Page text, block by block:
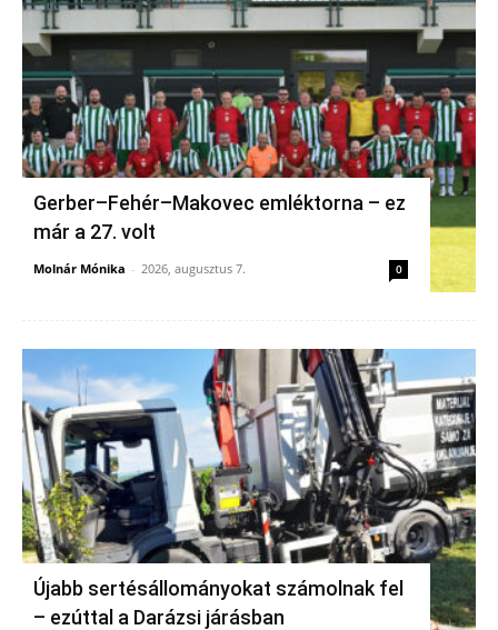
Gerber–Fehér–Makovec emléktorna – ez
már a 27. volt
Molnár Mónika - 2026, augusztus 7. 0
Újabb sertésállományokat számolnak fel
– ezúttal a Darázsi járásban